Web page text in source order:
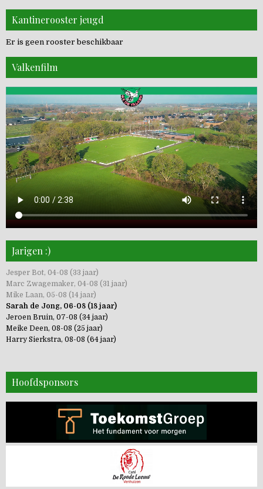
Kantinerooster jeugd
Er is geen rooster beschikbaar
Valkenfilm
Jarigen :)
Jesper Bot, 04-08 (33 jaar)
Marc Zwagemaker, 04-08 (31 jaar)
Mike Laan, 05-08 (14 jaar)
Sarah de Jong, 06-08 (18 jaar)
Jeroen Bruin, 07-08 (34 jaar)
Meike Deen, 08-08 (25 jaar)
Harry Sierkstra, 08-08 (64 jaar)
Hoofdsponsors